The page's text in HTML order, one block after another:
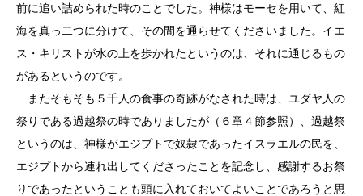
前に追い詰められた時のことでした。神様はモーセを用いて、紅
海を真っ二つに分けて、その間を通らせてくださいました。イエ
ス・キリストが水の上を歩かれたというのは、それに通じるもの
があるというのです。
またそもそも５千人の食事の奇跡がなされた時は、ユダヤ人の
祭りである過越祭の時でありましたが（６章４節参照）、過越祭
というのは、神様がエジプトで奴隷であったイスラエルの民を、
エジプトから連れ出してくださったことを記念し、感謝するお祭
りであったということも頭に入れておいてよいことであろうと思